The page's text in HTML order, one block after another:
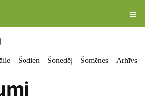
Šodien Šonedēļ Šomēnes Arhīvs